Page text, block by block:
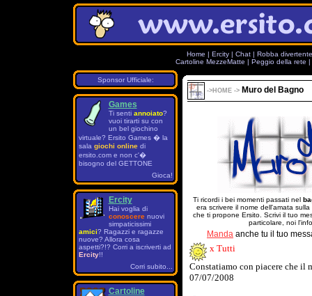
Home | Ercity | Chat | Robba
Cartoline MezzeMatte | Peggio della rete |
Sponsor Ufficiale:
Games
Ti senti annoiato?
vuoi tirarti su con
un bel giochino
virtuale? Ersito Games � la
sala giochi onlinedi
ersito.com e non c'�
bisogno del GETTONE
Gioca!
Ercity
Hai voglia di
conoscerenuovi
simpaticissimi
amici? Ragazzi e ragazze
nuove? Allora cosa
aspetti?!? Corri a iscriverti ad
Ercity!!
Corri subito...
Cartoline
-> HOME -> Muro del Bagno
Ti ricordi i bei momenti passati nel
era scrivere il nome dell'amata sulla
che ti propone Ersito. Scrivi il tuo
particolare, noi
Manda anche tu il tuo
x Tutti
Constatiamo con piacere che il
07/07/2008